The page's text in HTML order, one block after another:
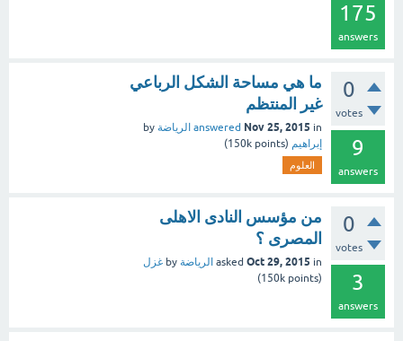
175
answers
0
votes
9
answers
ما هي مساحة الشكل الرباعي
غير المنتظم
answered Nov 25, 2015 in الرياضة by
إبراهيم (
150k points)
العلوم
0
votes
3
answers
من مؤسس النادى الاهلى
المصرى ؟
asked Oct 29, 2015 in الرياضة by غزل
(
150k points)